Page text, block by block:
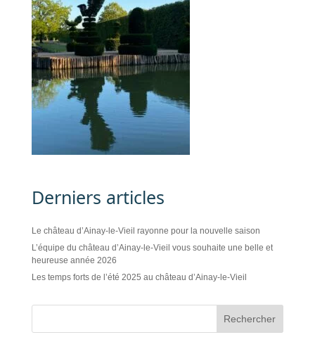
Derniers articles
Le château d’Ainay-le-Vieil rayonne pour la nouvelle saison
L’équipe du château d’Ainay-le-Vieil vous souhaite une belle et
heureuse année 2026
Les temps forts de l’été 2025 au château d’Ainay-le-Vieil